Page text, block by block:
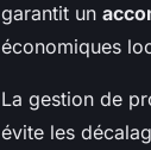
garantit un
économiques
La gestion de
évite les